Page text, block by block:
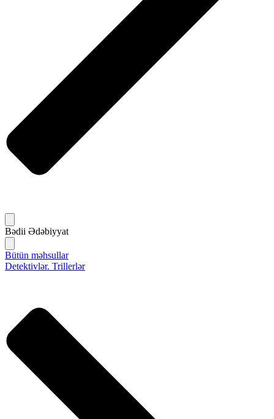
Bədii Ədəbiyyat
Bütün məhsullar
Detektivlər. Trillerlər